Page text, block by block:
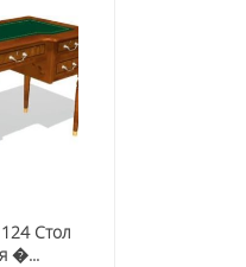
Стол
�...